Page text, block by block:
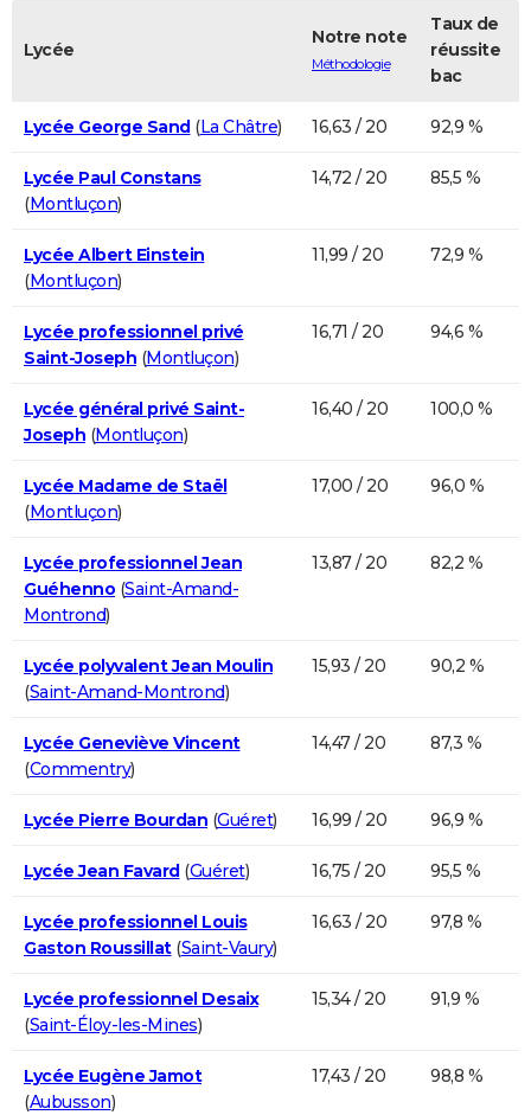
Lycée
Notre note
Méthodologie
Taux de
réussite
bac
Lycée George Sand(La Châtre) 16,63 / 20 92,9 %
Lycée Paul Constans
(Montluçon)
14,72 / 20 85,5 %
Lycée Albert Einstein
(Montluçon)
11,99 / 20 72,9 %
Lycée professionnel privé
Saint-Joseph (Montluçon)
16,71 / 20 94,6 %
Lycée général privé Saint-
Joseph (Montluçon)
16,40 / 20 100,0 %
Lycée Madame de Staël
(Montluçon)
17,00 / 20 96,0 %
Lycée professionnel Jean
Guéhenno (Saint-Amand-
Montrond)
13,87 / 20 82,2 %
Lycée polyvalent Jean Moulin
(Saint-Amand-Montrond)
15,93 / 20 90,2 %
Lycée Geneviève Vincent
(Commentry)
14,47 / 20 87,3 %
Lycée Pierre Bourdan (Guéret) 16,99 / 20 96,9 %
Lycée Jean Favard(Guéret) 16,75 / 20 95,5 %
Lycée professionnel Louis
Gaston Roussillat(Saint-Vaury)
16,63 / 20 97,8 %
Lycée professionnel Desaix
(Saint-Éloy-les-Mines)
15,34 / 20 91,9 %
Lycée Eugène Jamot
(Aubusson)
17,43 / 20 98,8 %